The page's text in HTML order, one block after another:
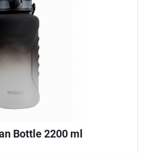
Bottle 2200 ml